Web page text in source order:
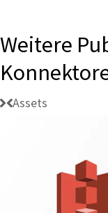
Weitere
Assets